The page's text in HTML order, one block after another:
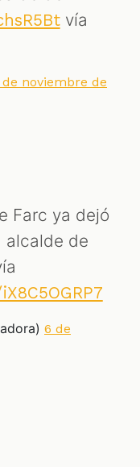
vía
de noviembre de
Farc ya dejó
alcalde de
6 de